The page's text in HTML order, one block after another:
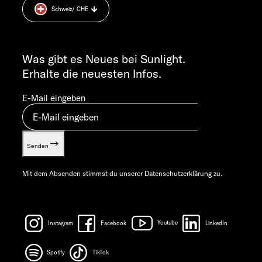
MO-DO 7:30 – 12:00 UND 13:00 – 16:00 UHR
FR 7:30 – 12:00 UHR
info@sunlight.de
Cookie Consent
Was gibt es Neues bei Sunlight.
Erhalte die neuesten Infos.
E-Mail eingeben
Senden
Mit dem Absenden stimmst du unserer Datenschutzerklärung zu.
Instagram Facebook Youtube LinkedIn
Spotify TikTok
Schweiz/ CHE